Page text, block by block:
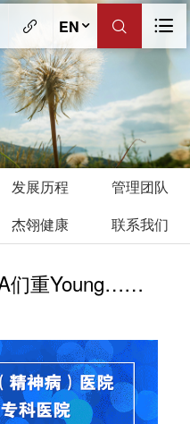
EN
发展历程
管理团队
杰翎健康 联系我们
们重Young……